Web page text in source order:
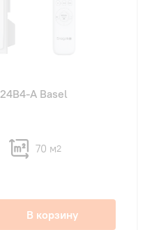
A Basel
70 м2
В корзину